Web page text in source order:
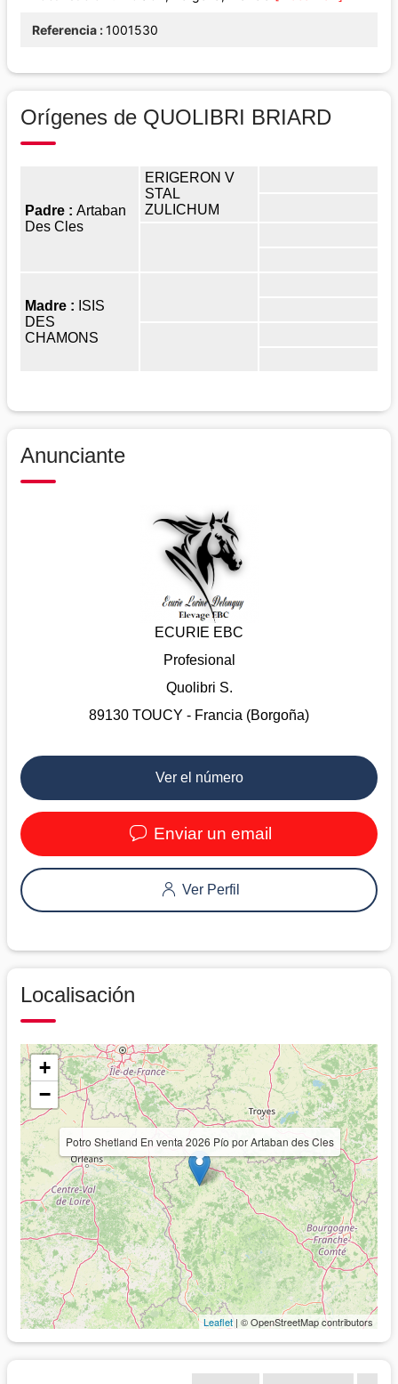
Referencia 1001530
Orígenes de QUOLIBRI BRIARD
Padre : Artaban
Des Cles
ERIGERON V
STAL
ZULICHUM
Madre : ISIS
DES
CHAMONS
Anunciante
ECURIE EBC
Profesional
Quolibri S.
89130 TOUCY - Francia (Borgoña)
Ver el número
Enviar un email
Ver Perfil
Localisación
Potro Shetland En venta 2026 Pío por Artaban des Cles
+
−
Leaflet | © OpenStreetMap contributors